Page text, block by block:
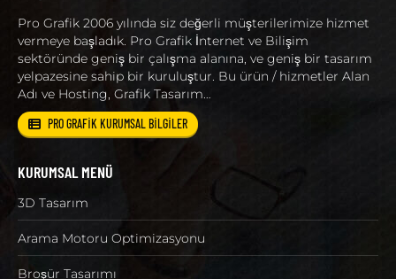
Pro Grafik 2006 yılında siz değerli müşterilerimize hizmet
vermeye başladık. Pro Grafik İnternet ve Bilişim
sektöründe geniş bir çalışma alanına, ve geniş bir tasarım
yelpazesine sahip bir kuruluştur. Bu ürün / hizmetler Alan
Adı ve Hosting, Grafik Tasarım…
PRO GRAFİK KURUMSAL BİLGİLER
KURUMSAL MENÜ
3D Tasarım
Arama Motoru Optimizasyonu
Broşür Tasarımı